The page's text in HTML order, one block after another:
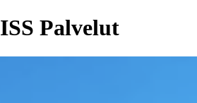
ISS Palvelut